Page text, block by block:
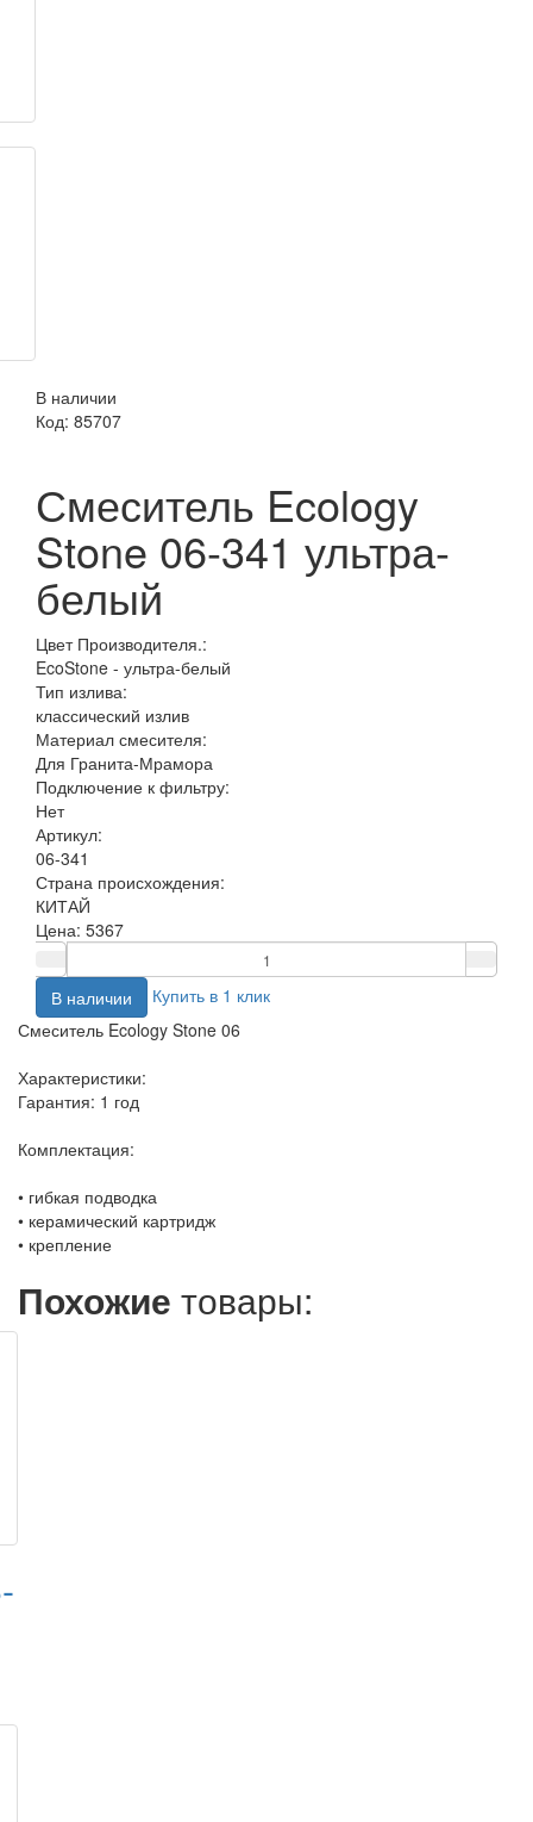
В наличии
Код: 85707
Смеситель Ecology
Stone 06-341 ультра-
белый
Цвет Производителя.:
EcoStone - ультра-белый
Тип излива:
классический излив
Материал смесителя:
Для Гранита-Мрамора
Подключение к фильтру:
Нет
Артикул:
06-341
Страна происхождения:
КИТАЙ
Цена: 5367
В наличии
Купить в 1 клик
Смеситель Ecology Stone 06
Характеристики:
Гарантия: 1 год
Комплектация:
• гибкая подводка
• керамический картридж
• крепление
Похожие товары: